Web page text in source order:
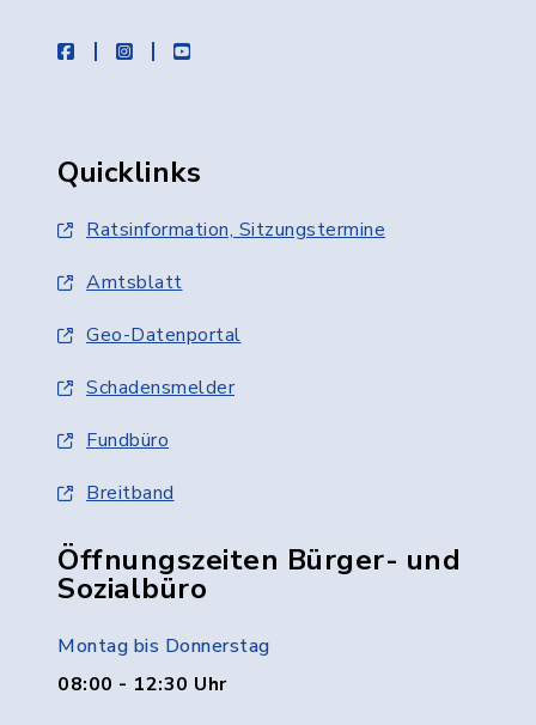
facebookinstagramyoutube
Quicklinks
Ratsinformation, Sitzungstermine
Amtsblatt
Geo-Datenportal
Schadensmelder
Fundbüro
Breitband
Öffnungszeiten Bürger- und
Sozialbüro
Montag bis Donnerstag
08:00 - 12:30 Uhr